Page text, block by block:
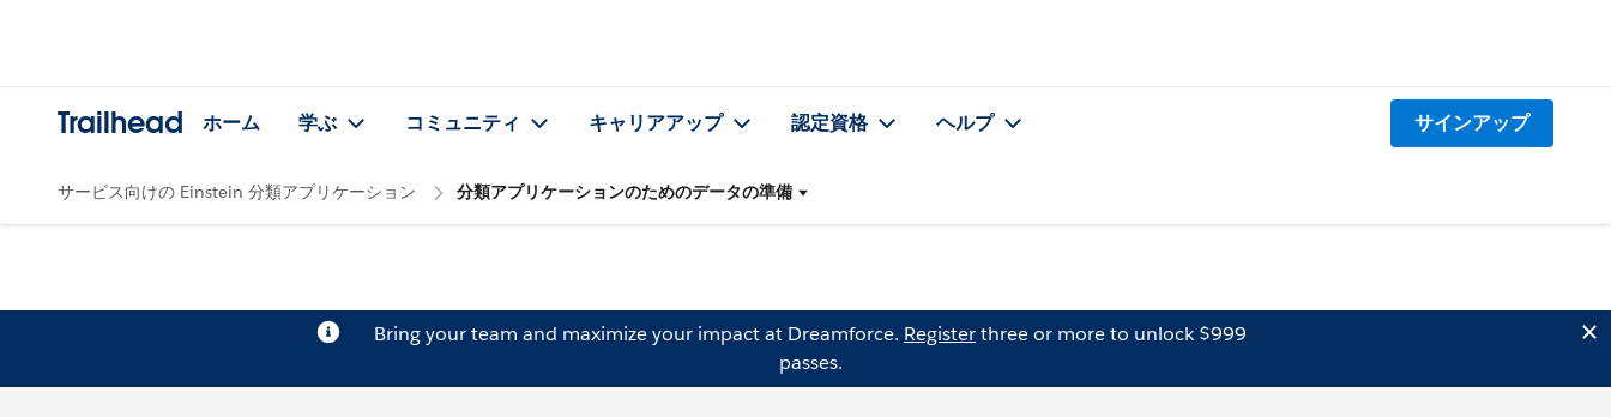
Trailhead ホーム 学ぶ コミュニティ キャリアアップ 認定資格 ヘルプ サインアップ
サービス向けの Einstein 分類アプリケーション 分類アプリケーションのためのデータの準備
Bring your team and maximize your impact at Dreamforce. Registerthree or more to unlock $999
passes.